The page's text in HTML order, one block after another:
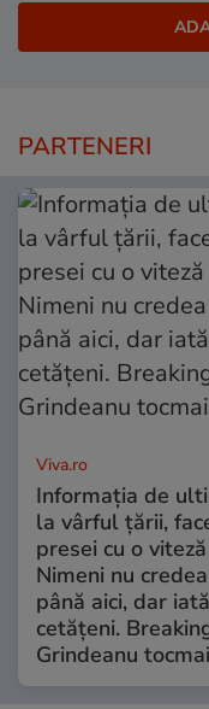
PARTENERI
Viva.ro
Informația de
la vârful țării,
presei cu o
Nimeni nu
până aici, dar
cetățeni.
Grindeanu